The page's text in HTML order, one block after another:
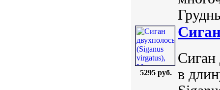
5295 руб.
Сиган
в